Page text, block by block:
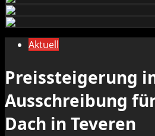
Aktuell
Preissteigerung
Ausschreibung
Dach in Teveren